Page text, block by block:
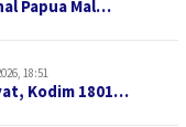
Papua Mal…
18:51
Kodim 1801…